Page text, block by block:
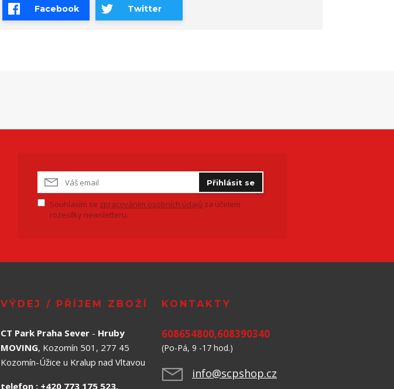
Facebook Twitter
Přihlásit se
Souhlasím se zpracováním osobních údajů za účelem
rozesílky newsletteru.
VÝDEJ / PŘÍJEM ZBOŽÍ
CT Park Praha Sever - Hruby
MOVING, Kozomín 501, 277 45
Kozomín-Úžice u Kralup nad Vltavou
telefon : +420 773 175 523,
KONTAKTY
608654800,608390340
(Po-Pá, 9 -17 hod.)
info@scpshop.cz